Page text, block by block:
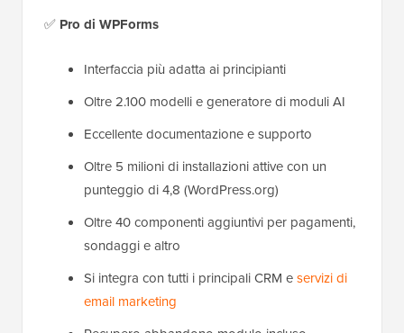
✅ Pro di WPForms
Interfaccia più adatta ai principianti
Oltre 2.100 modelli e generatore di moduli AI
Eccellente documentazione e supporto
Oltre 5 milioni di installazioni attive con un
punteggio di 4,8 (WordPress.org)
Oltre 40 componenti aggiuntivi per pagamenti,
sondaggi e altro
Si integra con tutti i principali CRM eservizi di
email marketing